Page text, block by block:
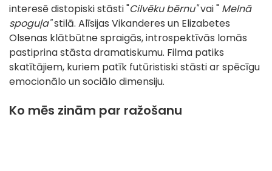
interesē distopiski stāsti "Cilvēku bērnu"vai " Melnā
spoguļa"stilā. Alīsijas Vikanderes un Elizabetes
Olsenas klātbūtne spraigās, introspektīvās lomās
pastiprina stāsta dramatiskumu. Filma patiks
skatītājiem, kuriem patīk futūristiski stāsti ar spēcīgu
emocionālo un sociālo dimensiju.
Ko mēs zinām par ražošanu